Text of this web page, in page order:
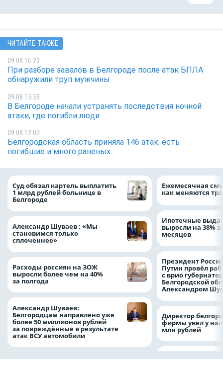
ЧИТАЙТЕ ТАКЖЕ
09.08 16:22
При разборе завалов в Белгороде после атак БПЛА
обнаружили труп мужчины
09.08 15:59
В Белгороде начали устранять последствия ночной
атаки, где погибли люди
09.08 12:02
Белгородская область приняла 146 атак: есть
погибшие и много раненых
Суд обязал картель выплатить
1 млрд рублей больнице в
Белгороде
Александр Шуваев : «Мы
становимся только
сплоченнее»
Расходы россиян на ЗОЖ
выросли более чем на 40%
за полгода
Александр Шуваев:
Белгородцам направлено уже
более 50 миллионов рублей
за повреждённые в результате
атак ВСУ автомобили
Ежемесячная
как меняются
Ипотечные
выросли на 38%
месяцев
Президент
Путин провёл
с врио
Белгородской
Александром
Директор
фирмы увел у
млн рублей